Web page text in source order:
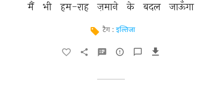
मैं
भी हम-राह ज़माने के बदल जाऊँगा
टैग : इल्तिजा